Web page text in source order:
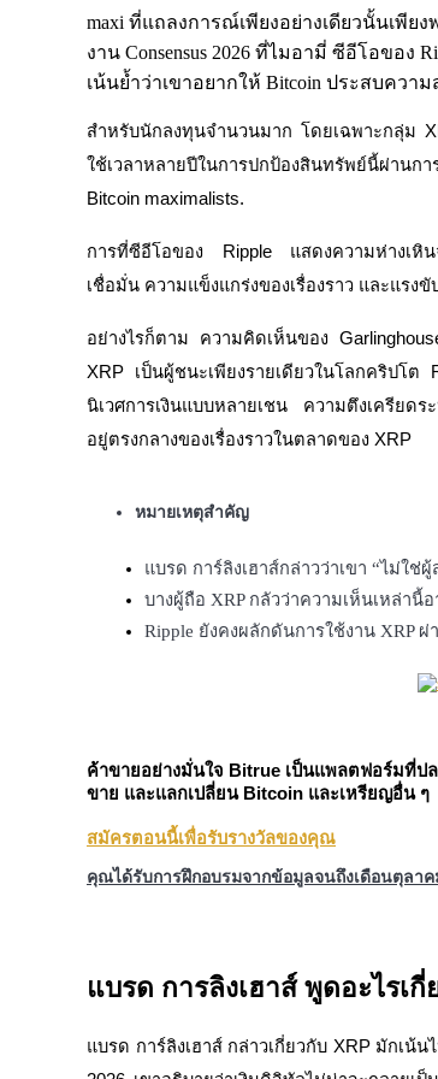
ฟิวเจอร์ส COIN-M
ฟิวเจอร์สสกุลเงินดิจิทัล
TradFi
อนุพันธ์ของหุ้น ฟอเร็กซ์ โลหะมีค่า และสินค้
ฟิวเจอร์ส USDC
เข้าร่วมกับเทรดเดอร์ชั้นนำ
maxi ที่แถลงการณ์เพียงอย่างเดียวนั้นเพี
งาน Consensus 2026 ที่ไมอามี่ ซีอีโอของ
เน้นย้ำว่าเขาอยากให้ Bitcoin ประสบความ
สำหรับนักลงทุนจำนวนมาก โดยเฉพาะกลุ่ม
ใช้เวลาหลายปีในการปกป้องสินทรัพย์นี้ผ่านก
Bitcoin maximalists.
การที่ซีอีโอของ Ripple แสดงความห่างเหิน
เชื่อมั่น ความแข็งแกร่งของเรื่องราว และแรง
อย่างไรก็ตาม ความคิดเห็นของ
XRP เป็นผู้ชนะเพียงรายเดียวในโลกคริปโต
นิเวศการเงินแบบหลายเชน ความตึงเครียด
อยู่ตรงกลางของเรื่องราวในตลาดของ XRP
หมายเหตุสำคัญ
แบรด การ์ลิงเฮาส์กล่าวว่าเขา “ไม่ใ
บางผู้ถือ XRP กลัวว่าความเห็นเหล่านี้
Ripple ยังคงผลักดันการใช้งาน XRP
ค้าขายอย่างมั่นใจ Bitrue เป็นแพลตฟอร์มที่ป
ขาย และแลกเปลี่ยน Bitcoin และเหรียญอื่น ๆ
สมัครตอนนี้เพื่อรับรางวัลของคุณ
คุณได้รับการฝึกอบรมจากข้อมูลจนถึงเดือนตุลาค
แบรด การลิงเฮาส์ พูดอะไรเกี่
แบรด การ์ลิงเฮาส์ กล่าวเกี่ยวกับ XRP มักเน้